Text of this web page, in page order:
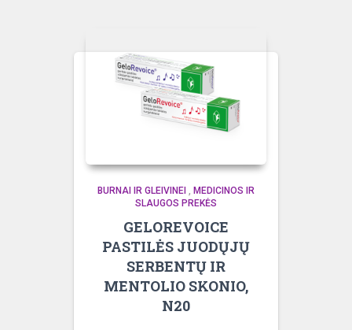
BURNAI IR GLEIVINEI
MEDICINOS IR
SLAUGOS PREKĖS
GELOREVOICE
PASTILĖS JUODŲJŲ
SERBENTŲ IR
MENTOLIO SKONIO,
N20